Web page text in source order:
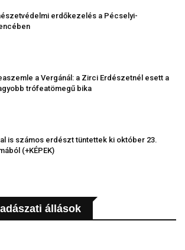
erdőkezelés a Pécselyi-
a Vergánál: a Zirci Erdészetnél esett a
trófeatömegű bika
is számos erdészt tüntettek ki október 23.
(+KÉPEK)
állások